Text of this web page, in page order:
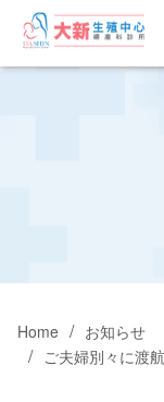
Home
お知らせ
ご夫婦別々に渡